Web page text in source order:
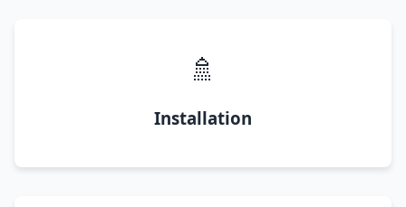
🚿
Installation